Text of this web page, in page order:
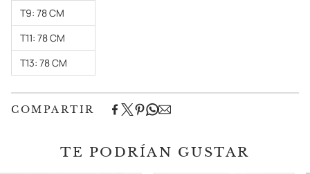
T9: 78 CM
T11: 78 CM
T13: 78 CM
COMPARTIR
TE PODRÍAN GUSTAR